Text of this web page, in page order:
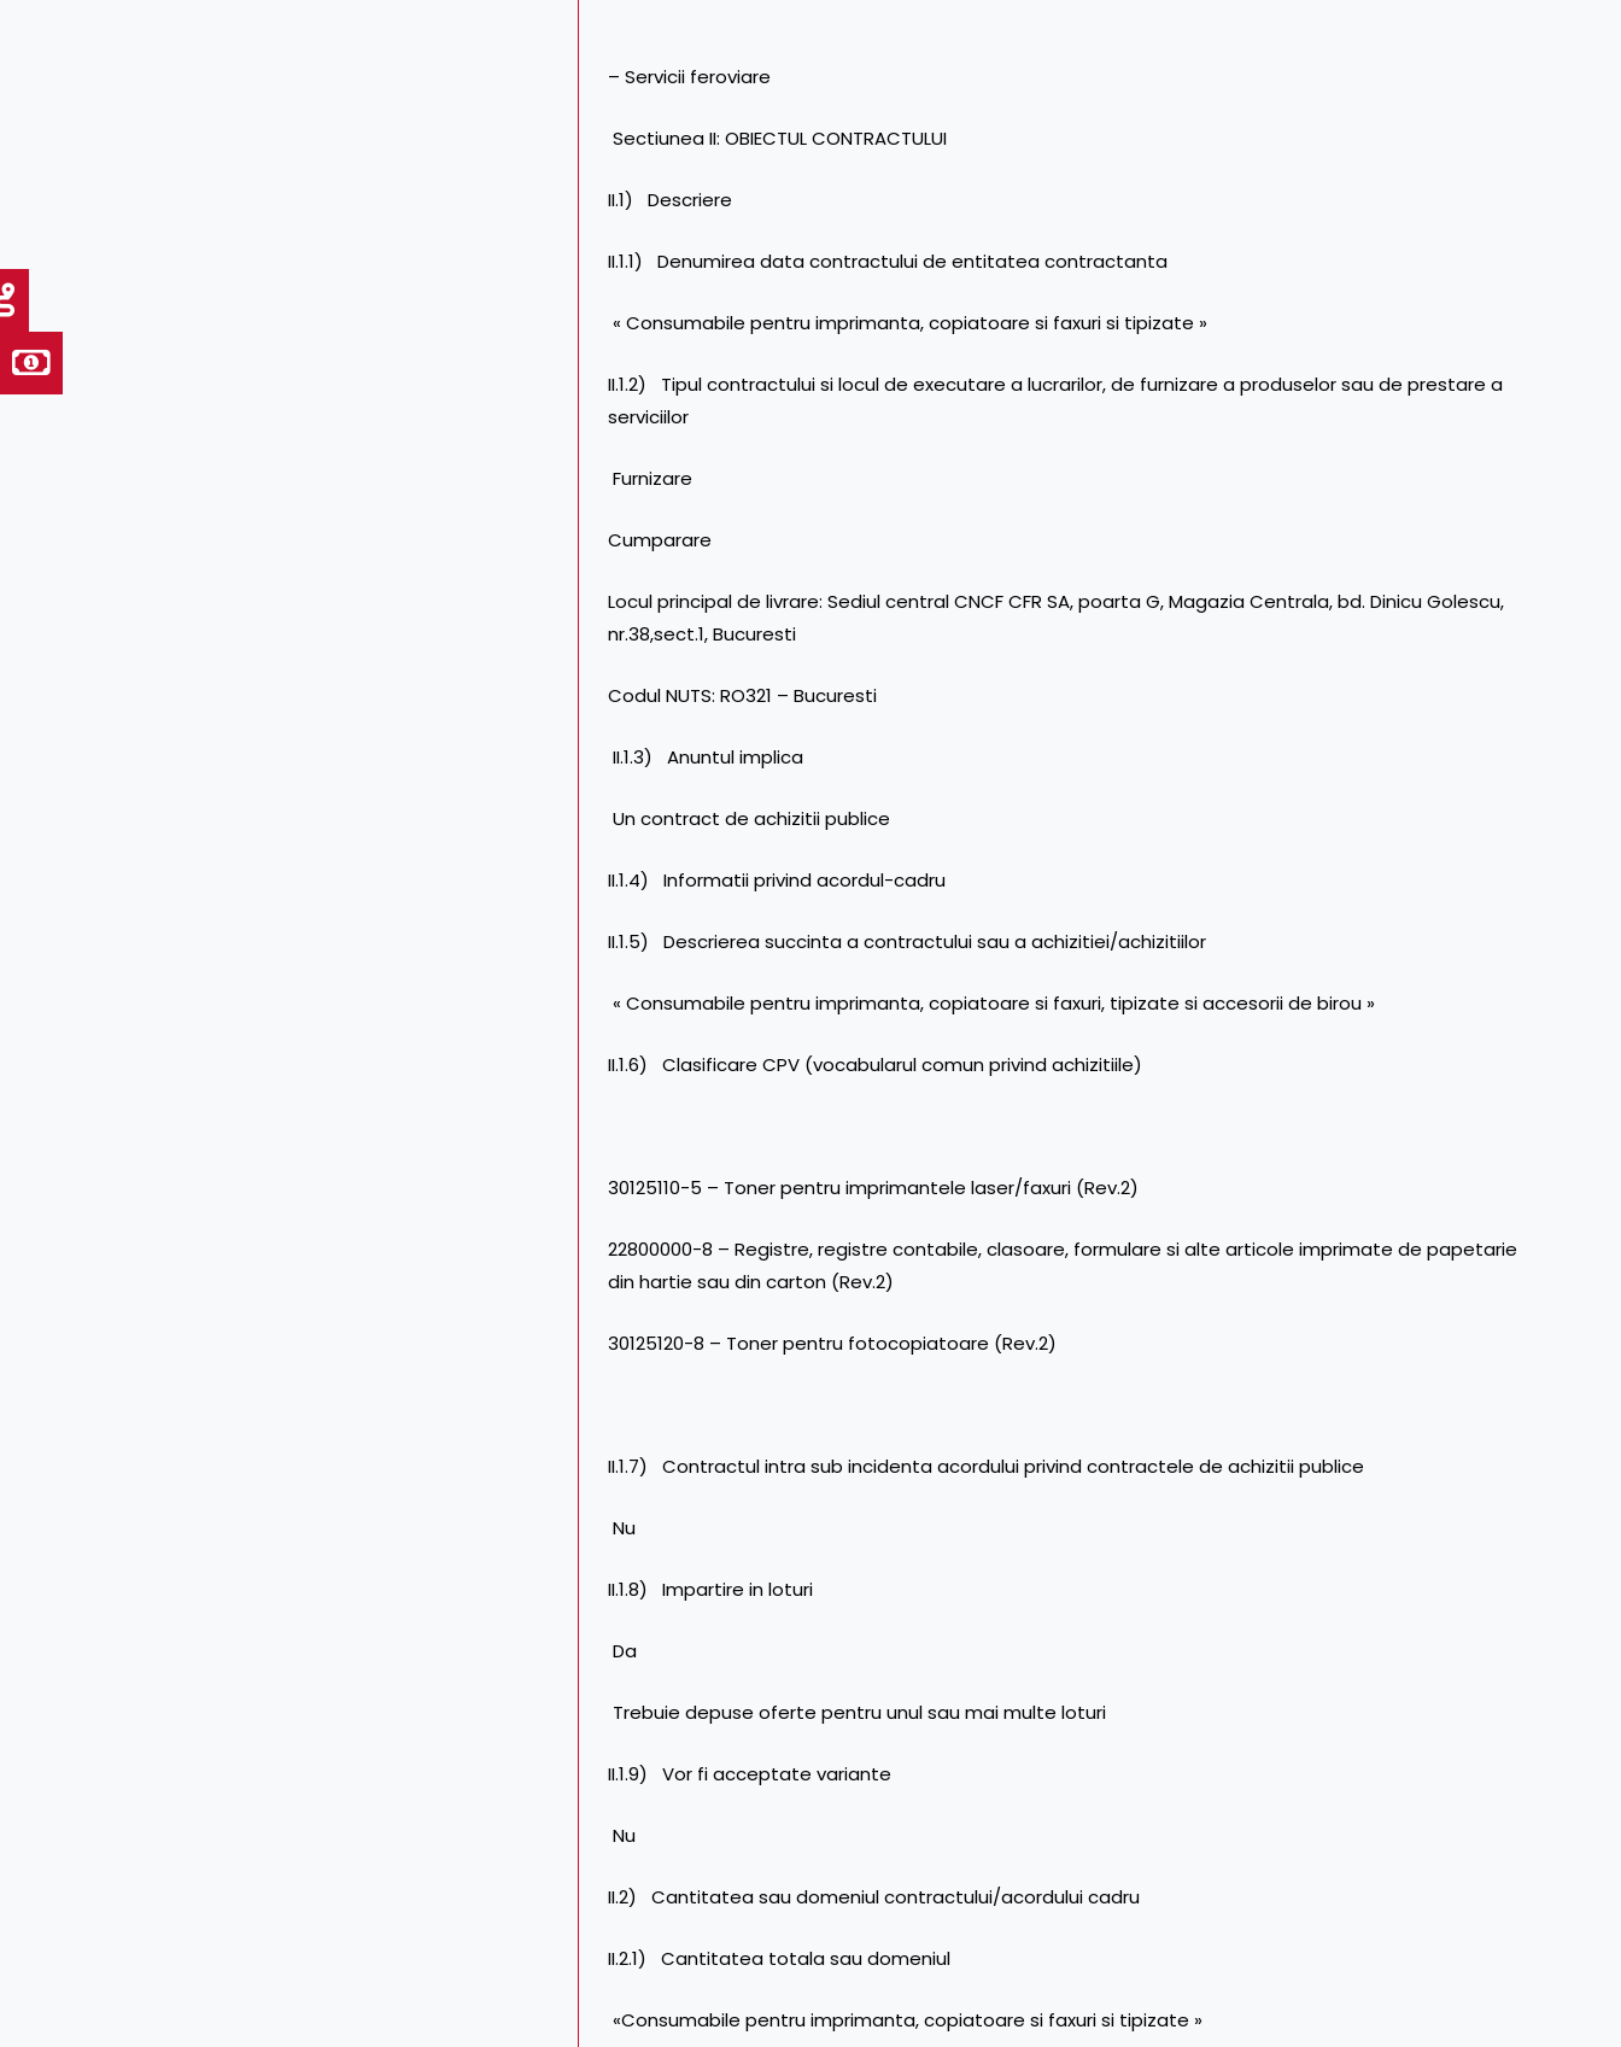
– Servicii feroviare
Sectiunea II: OBIECTUL CONTRACTULUI
II.1) Descriere
II.1.1) Denumirea data contractului de entitatea contractanta
« Consumabile pentru imprimanta, copiatoare si faxuri si tipizate »
II.1.2) Tipul contractului si locul de executare a lucrarilor, de furnizare a produselor sau de prestare a
serviciilor
Furnizare
Cumparare
Locul principal de livrare: Sediul central CNCF CFR SA, poarta G, Magazia Centrala, bd. Dinicu Golescu,
nr.38,sect.1, Bucuresti
Codul NUTS: RO321 – Bucuresti
II.1.3) Anuntul implica
Un contract de achizitii publice
II.1.4) Informatii privind acordul-cadru
II.1.5) Descrierea succinta a contractului sau a achizitiei/achizitiilor
« Consumabile pentru imprimanta, copiatoare si faxuri, tipizate si accesorii de birou »
II.1.6) Clasificare CPV (vocabularul comun privind achizitiile)
30125110-5 – Toner pentru imprimantele laser/faxuri (Rev.2)
22800000-8 – Registre, registre contabile, clasoare, formulare si alte articole imprimate de papetarie
din hartie sau din carton (Rev.2)
30125120-8 – Toner pentru fotocopiatoare (Rev.2)
II.1.7) Contractul intra sub incidenta acordului privind contractele de achizitii publice
Nu
II.1.8) Impartire in loturi
Da
Trebuie depuse oferte pentru unul sau mai multe loturi
II.1.9) Vor fi acceptate variante
Nu
II.2) Cantitatea sau domeniul contractului/acordului cadru
II.2.1) Cantitatea totala sau domeniul
«Consumabile pentru imprimanta, copiatoare si faxuri si tipizate »